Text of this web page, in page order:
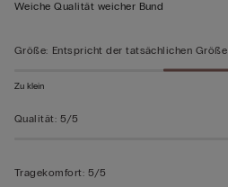
5
5
Weiche Qualität weicher Bund
Größe: Entspricht der tatsächlichen Größe
Zu klein
Qualität: 5/5
Tragekomfort: 5/5